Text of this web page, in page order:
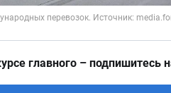
главного – подпишитесь